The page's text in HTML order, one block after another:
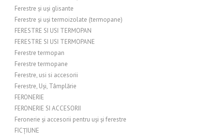
Ferestre și uși glisante
Ferestre și uși termoizolate (termopane)
FERESTRE SI USI TERMOPAN
FERESTRE SI USI TERMOPANE
Ferestre termopan
Ferestre termopane
Ferestre, usi si accesorii
Ferestre, Uși, Tâmplărie
FERONERIE
FERONERIE SI ACCESORII
Feronerie și accesorii pentru uși și ferestre
FICȚIUNE